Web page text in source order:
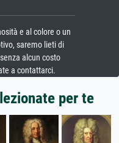
e al colore o un
saremo lieti di
alcun costo
a contattarci.
per te